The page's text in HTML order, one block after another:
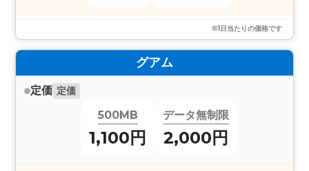
※1日当たりの価格です
グアム
定価 定価
500MB
1,100円
データ無制限
2,000円